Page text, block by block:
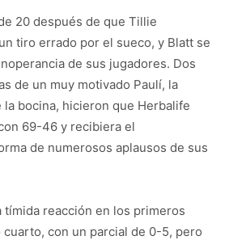
20 después de que Tillie
tiro errado por el sueco, y Blatt se
de sus jugadores. Dos
de un muy motivado Paulí, la
bocina, hicieron que Herbalife
69-46 y recibiera el
de numerosos aplausos de sus
tímida reacción en los primeros
con un parcial de 0-5, pero